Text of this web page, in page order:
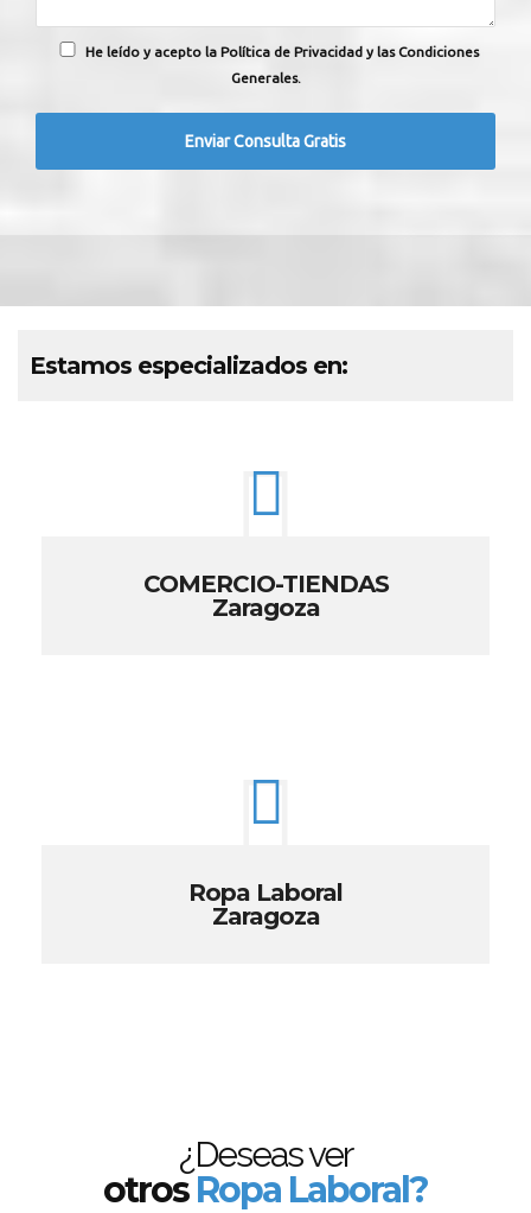
He leído y acepto la Política de Privacidad y las Condiciones
Generales.
Estamos especializados en:
COMERCIO-TIENDAS
Zaragoza
Ropa Laboral
Zaragoza
¿Deseas ver
otrosRopa Laboral?